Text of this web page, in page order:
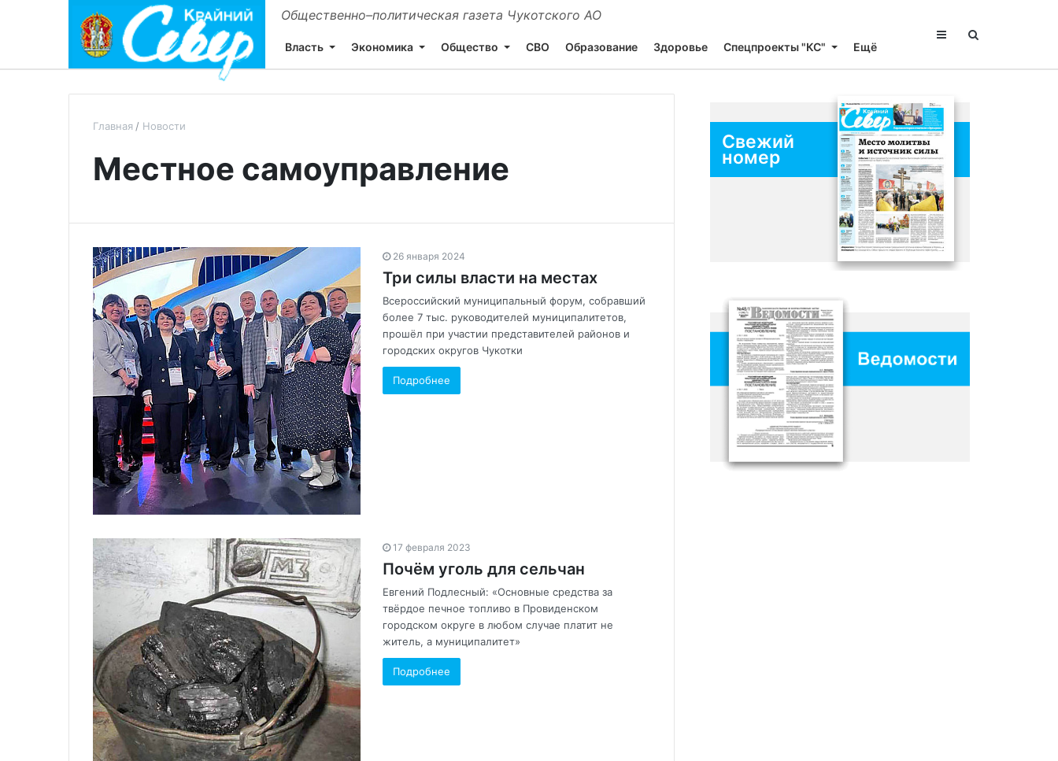
Общественно–политическая газета Чукотского АО
Власть Экономика Общество СВО Образование Здоровье Спецпроекты "КС" Ещё
Главная Новости
Местное самоуправление
26 января 2024
Три силы власти на местах
Всероссийский муниципальный форум, собравший
более 7 тыс. руководителей муниципалитетов,
прошёл при участии представителей районов и
городских округов Чукотки
Подробнее
17 февраля 2023
Почём уголь для сельчан
Евгений Подлесный: «Основные средства за
твёрдое печное топливо в Провиденском
городском округе в любом случае платит не
житель, а муниципалитет»
Подробнее
Свежий
номер